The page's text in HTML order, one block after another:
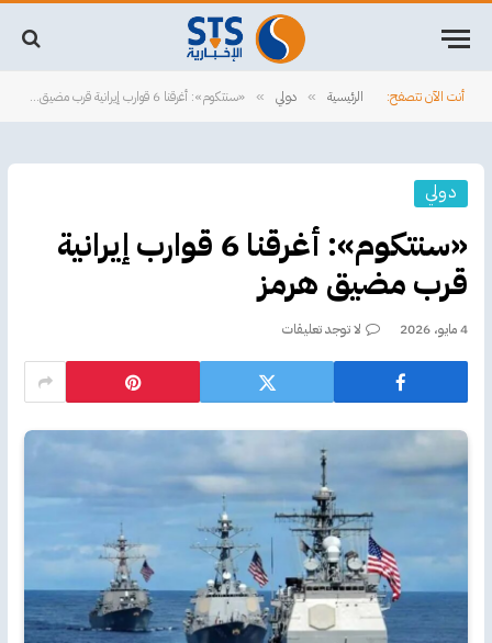
أنت الآن تتصفح: الرئيسية » دولي » ‏«سنتكوم»: أغرقنا 6 قوارب إيرانية قرب ‎مضيق هرمز
دولي
‏«سنتكوم»: أغرقنا 6 قوارب إيرانية
قرب ‎مضيق هرمز
4 مايو، 2026 لا توجد تعليقات